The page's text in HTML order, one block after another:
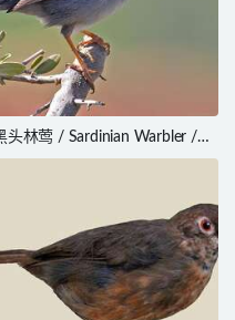
头林莺 / Sardinian Warbler /
melanocephala